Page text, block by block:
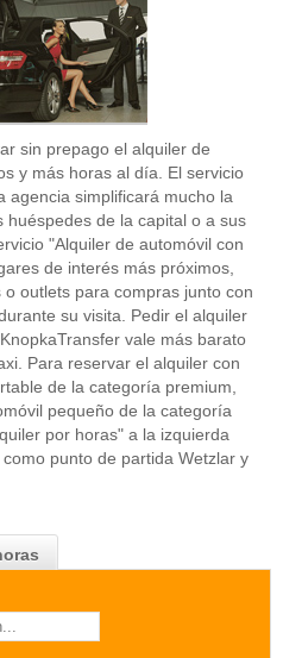
sin prepago el alquiler de
y más horas al día. El servicio
agencia simplificará mucho la
de la capital o a sus
"Alquiler de automóvil con
de interés más próximos,
outlets para compras junto con
su visita. Pedir el alquiler
vale más barato
Para reservar el alquiler con
de la categoría premium,
pequeño de la categoría
por horas" a la izquierda
punto de partida Wetzlar y